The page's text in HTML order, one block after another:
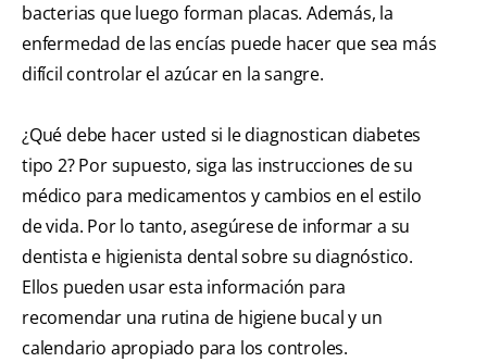
bacterias que luego forman placas. Además, la
enfermedad de las encías puede hacer que sea más
difícil controlar el azúcar en la sangre.
¿Qué debe hacer usted si le diagnostican diabetes
tipo 2? Por supuesto, siga las instrucciones de su
médico para medicamentos y cambios en el estilo
de vida. Por lo tanto, asegúrese de informar a su
dentista e higienista dental sobre su diagnóstico.
Ellos pueden usar esta información para
recomendar una rutina de higiene bucal y un
calendario apropiado para los controles.